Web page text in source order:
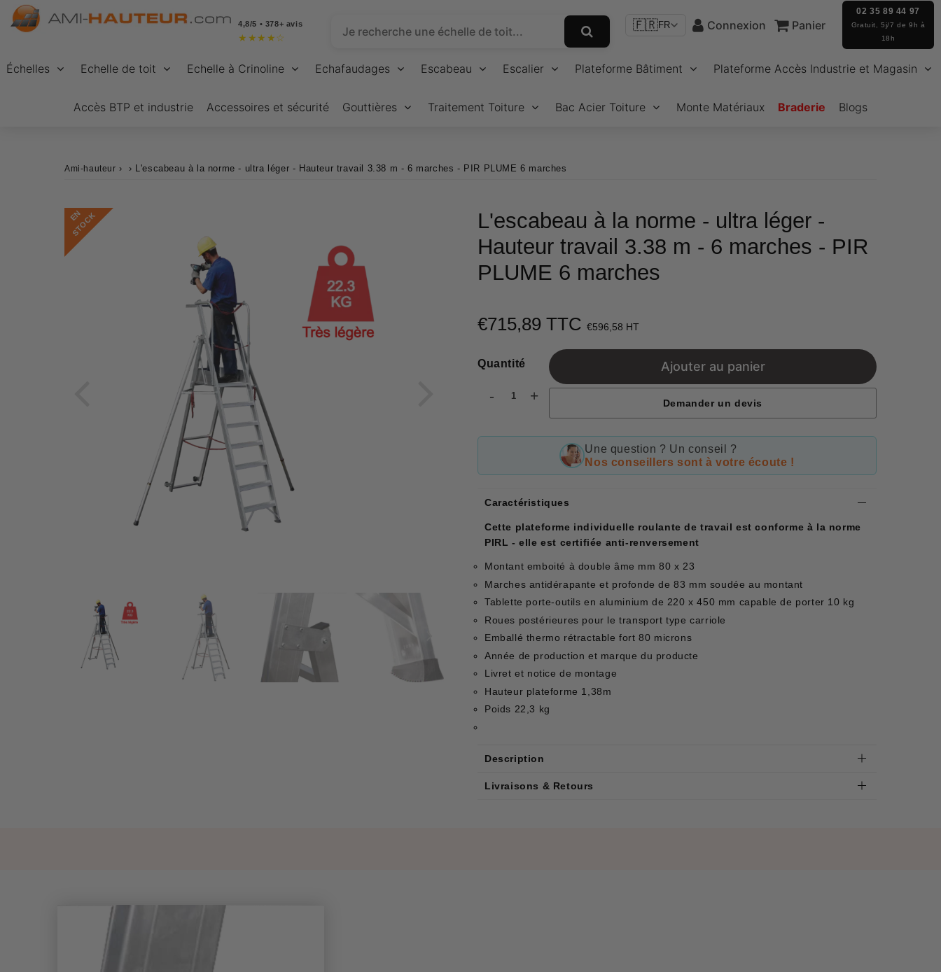
4,8/5 • 378+ avis
★ ★ ★ ★ ☆
🇫🇷FR Connexion Panier
02 35 89 44 97
Gratuit, 5j/7 de 9h à
18h
Échelles Echelle de toit Echelle à Crinoline Echafaudages Escabeau Escalier Plateforme Bâtiment Plateforme Accès Industrie et Magasin
Accès BTP et industrie Accessoires et sécurité Gouttières Traitement Toiture Bac Acier Toiture Monte Matériaux Braderie Blogs
Ami-hauteur › › L'escabeau à la norme - ultra léger - Hauteur travail 3.38 m - 6 marches - PIR PLUME 6 marches
E
N
S
T
O
C
K
L'escabeau à la norme - ultra léger -
Hauteur travail 3.38 m - 6 marches - PIR
PLUME 6 marches
€715,89 TTC €596,58 HT
Quantité
- +
Ajouter au panier
Demander un devis
Une question ? Un conseil ?
Nos conseillers sont à votre écoute !
Caractéristiques
Cette plateforme individuelle roulante de travail est conforme à la norme
PIRL - elle est certifiée anti-renversement
Montant emboité à double âme mm 80 x 23
Marches antidérapante et profonde de 83 mm soudée au montant
Tablette porte-outils en aluminium de 220 x 450 mm capable de porter 10 kg
Roues postérieures pour le transport type carriole
Emballé thermo rétractable fort 80 microns
Année de production et marque du producte
Livret et notice de montage
Hauteur plateforme 1,38m
Poids 22,3 kg
Description
Livraisons & Retours